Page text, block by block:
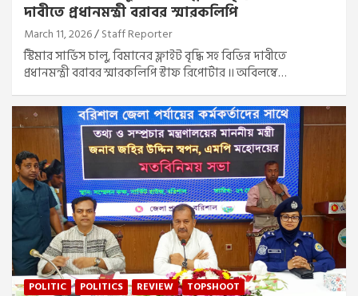
দাবীতে প্রধানমন্ত্রী বরাবর স্মারকলিপি
March 11, 2026 Staff Reporter
স্টিমার সার্ভিস চালু, বিমানের ফ্লাইট বৃদ্ধি সহ বিভিন্ন দাবীতে
প্রধানমন্ত্রী বরাবর স্মারকলিপি স্টাফ রিপোর্টার ॥ অবিলম্বে…
POLITIC POLITICS REVIEW TOPSHOOT